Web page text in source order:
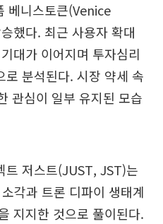
베니스토큰(Venice
했다. 최근 사용자 확대
대가 이어지며 투자심리
로 분석된다. 시장 약세 속
관심이 일부 유지된 모습
트 저스트(JUST, JST)는
각과 트론 디파이 생태계
지지한 것으로 풀이된다.